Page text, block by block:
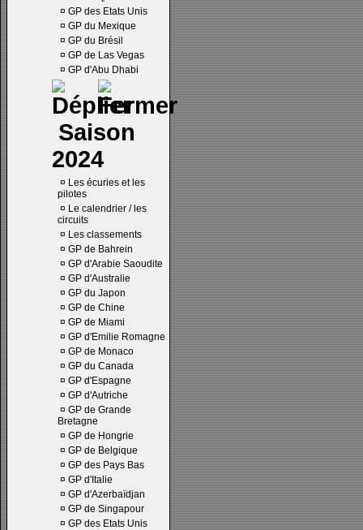
¤ GP des Etats Unis
¤ GP du Mexique
¤ GP du Brésil
¤ GP de Las Vegas
¤ GP d'Abu Dhabi
Saison
2024
¤ Les écuries et les
pilotes
¤ Le calendrier / les
circuits
¤ Les classements
¤ GP de Bahrein
¤ GP d'Arabie Saoudite
¤ GP d'Australie
¤ GP du Japon
¤ GP de Chine
¤ GP de Miami
¤ GP d'Emilie Romagne
¤ GP de Monaco
¤ GP du Canada
¤ GP d'Espagne
¤ GP d'Autriche
¤ GP de Grande
Bretagne
¤ GP de Hongrie
¤ GP de Belgique
¤ GP des Pays Bas
¤ GP d'Italie
¤ GP d'Azerbaïdjan
¤ GP de Singapour
¤ GP des Etats Unis